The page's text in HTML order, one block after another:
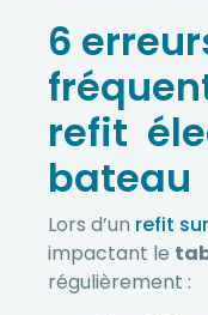
6
refit
bateau
Lors d’un refit
impactant le
régulièrement :